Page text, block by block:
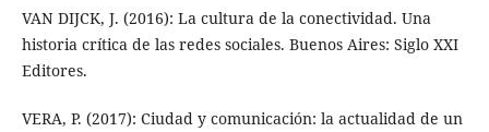
VAN DIJCK, J. (2016): La cultura de la conectividad. Una
historia crítica de las redes sociales. Buenos Aires: Siglo XXI
Editores.
VERA, P. (2017): Ciudad y comunicación: la actualidad de un